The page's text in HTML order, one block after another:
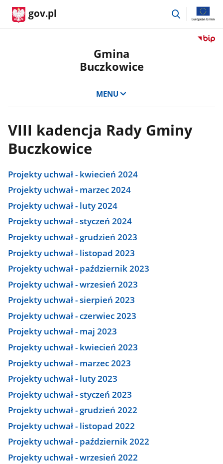
gov.pl
przejdź
Przejdź
Gmina
Buczkowice
MENU
VIII kadencja Rady Gminy
Buczkowice
Projekty uchwał - kwiecień 2024
Projekty uchwał - marzec 2024
Projekty uchwał - luty 2024
Projekty uchwał - styczeń 2024
Projekty uchwał - grudzień 2023
Projekty uchwał - listopad 2023
Projekty uchwał - październik 2023
Projekty uchwał - wrzesień 2023
Projekty uchwał - sierpień 2023
Projekty uchwał - czerwiec 2023
Projekty uchwał - maj 2023
Projekty uchwał - kwiecień 2023
Projekty uchwał - marzec 2023
Projekty uchwał - luty 2023
Projekty uchwał - styczeń 2023
Projekty uchwał - grudzień 2022
Projekty uchwał - listopad 2022
Projekty uchwał - październik 2022
Projekty uchwał - wrzesień 2022